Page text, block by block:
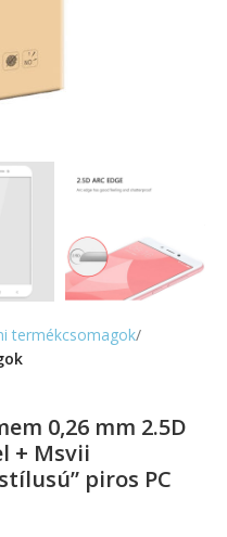
termékcsomagok
0,26 mm 2.5D
+ Msvii
piros PC